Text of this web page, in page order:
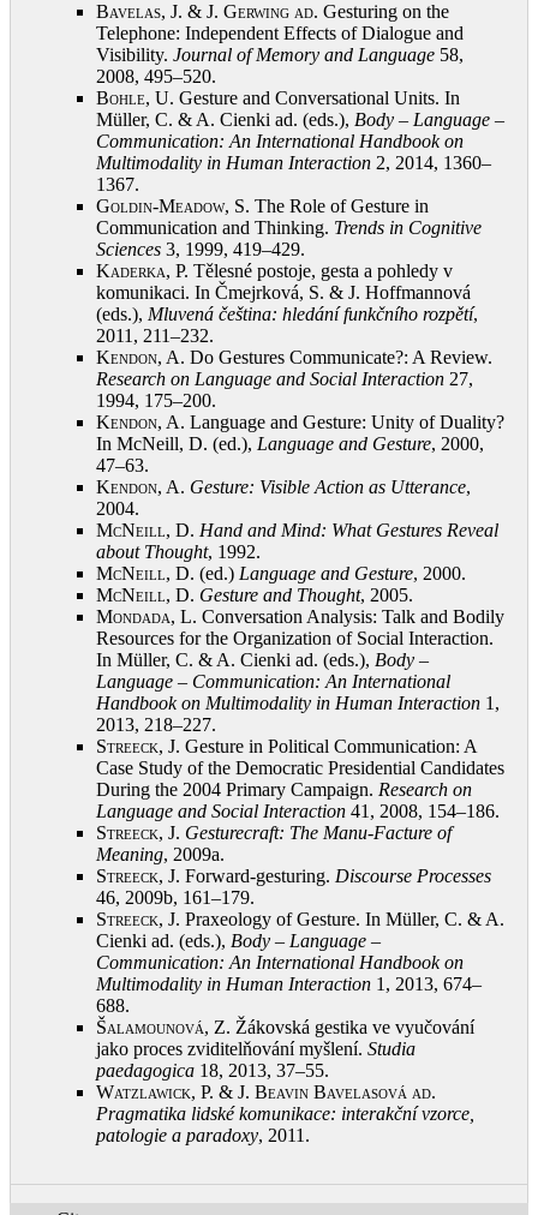
Bavelas, J. & J. Gerwing ad. Gesturing on the
Telephone: Independent Effects of Dialogue and
Visibility. Journal of Memory and Language 58,
2008, 495–520.
Bohle, U. Gesture and Conversational Units. In
Müller, C. & A. Cienki ad. (eds.), Body – Language –
Communication: An International Handbook on
Multimodality in Human Interaction 2, 2014, 1360–
1367.
Goldin-Meadow, S. The Role of Gesture in
Communication and Thinking. Trends in Cognitive
Sciences 3, 1999, 419–429.
Kaderka, P. Tělesné postoje, gesta a pohledy v
komunikaci. In Čmejrková, S. & J. Hoffmannová
(eds.), Mluvená čeština: hledání funkčního rozpětí,
2011, 211–232.
Kendon, A. Do Gestures Communicate?: A Review.
Research on Language and Social Interaction 27,
1994, 175–200.
Kendon, A. Language and Gesture: Unity of Duality?
In McNeill, D. (ed.), Language and Gesture, 2000,
47–63.
Kendon, A. Gesture: Visible Action as Utterance,
2004.
McNeill, D. Hand and Mind: What Gestures Reveal
about Thought, 1992.
McNeill, D. (ed.) Language and Gesture, 2000.
McNeill, D. Gesture and Thought, 2005.
Mondada, L. Conversation Analysis: Talk and Bodily
Resources for the Organization of Social Interaction.
In Müller, C. & A. Cienki ad. (eds.), Body –
Language – Communication: An International
Handbook on Multimodality in Human Interaction 1,
2013, 218–227.
Streeck, J. Gesture in Political Communication: A
Case Study of the Democratic Presidential Candidates
During the 2004 Primary Campaign. Research on
Language and Social Interaction 41, 2008, 154–186.
Streeck, J. Gesturecraft: The Manu-Facture of
Meaning, 2009a.
Streeck, J. Forward-gesturing. Discourse Processes
46, 2009b, 161–179.
Streeck, J. Praxeology of Gesture. In Müller, C. & A.
Cienki ad. (eds.), Body – Language –
Communication: An International Handbook on
Multimodality in Human Interaction 1, 2013, 674–
688.
Šalamounová, Z. Žákovská gestika ve vyučování
jako proces zviditelňování myšlení. Studia
paedagogica 18, 2013, 37–55.
Watzlawick, P. & J. Beavin Bavelasová ad.
Pragmatika lidské komunikace: interakční vzorce,
patologie a paradoxy, 2011 .